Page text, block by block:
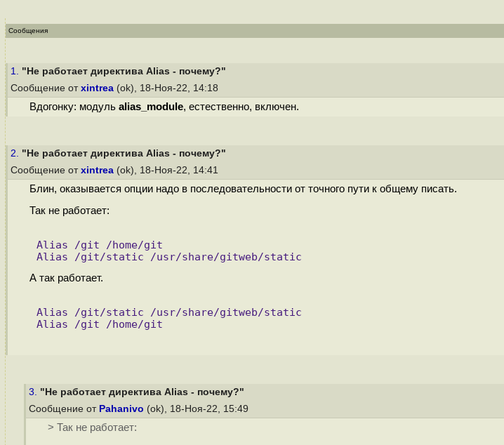
Сообщения
1. "Не работает директива Alias - почему?"
Сообщение от xintrea (ok), 18-Ноя-22, 14:18
Вдогонку: модуль alias_module, естественно, включен.
2. "Не работает директива Alias - почему?"
Сообщение от xintrea (ok), 18-Ноя-22, 14:41
Блин, оказывается опции надо в последовательности от точного пути к общему писать.
Так не работает:
Alias /git /home/git
Alias /git/static /usr/share/gitweb/static
А так работает.
Alias /git/static /usr/share/gitweb/static
Alias /git /home/git
3. "Не работает директива Alias - почему?"
Сообщение от Pahanivo (ok), 18-Ноя-22, 15:49
> Так не работает: